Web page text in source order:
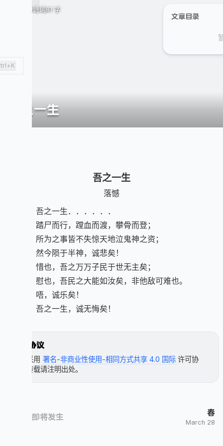
May 30诗词81 字
吾之一生
吾之一生
落憾
吾之一生．．．．．．
踏尸而行，蹚血而渡，攀骨而登；
所为之事皆不失惊天地泣鬼神之资；
然今陨于半神，诚悲矣！
惜也，吾之万万子民于世无主矣；
慰也，吾民之大能如汝矣，非他敌可难也。
唔，诚乐矣！
吾之一生，诚无悔矣！
许可协议
本文采用 署名-非商业性使用-相同方式共享 4.0 国际 许可协
议，转载请注明出处。
新故事即将发生 春
March 28
文章目录